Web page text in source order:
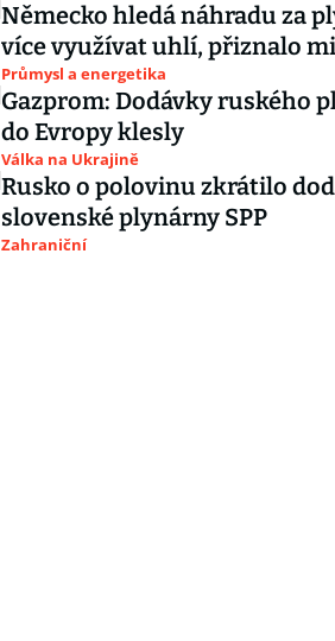
Německo hledá náhradu za
více využívat uhlí, přiznalo
Průmysl a energetika
Gazprom: Dodávky ruského
do Evropy klesly
Válka na Ukrajině
Rusko o polovinu zkrátilo
slovenské plynárny SPP
Zahraniční